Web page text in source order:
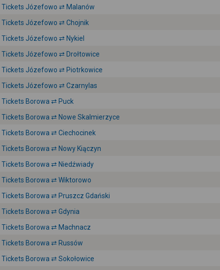
Tickets Józefowo ⇄ Malanów
Tickets Józefowo ⇄ Chojnik
Tickets Józefowo ⇄ Nykiel
Tickets Józefowo ⇄ Drołtowice
Tickets Józefowo ⇄ Piotrkowice
Tickets Józefowo ⇄ Czarnylas
Tickets Borowa ⇄ Puck
Tickets Borowa ⇄ Nowe Skalmierzyce
Tickets Borowa ⇄ Ciechocinek
Tickets Borowa ⇄ Nowy Kiączyn
Tickets Borowa ⇄ Niedźwiady
Tickets Borowa ⇄ Wiktorowo
Tickets Borowa ⇄ Pruszcz Gdański
Tickets Borowa ⇄ Gdynia
Tickets Borowa ⇄ Machnacz
Tickets Borowa ⇄ Russów
Tickets Borowa ⇄ Sokołowice